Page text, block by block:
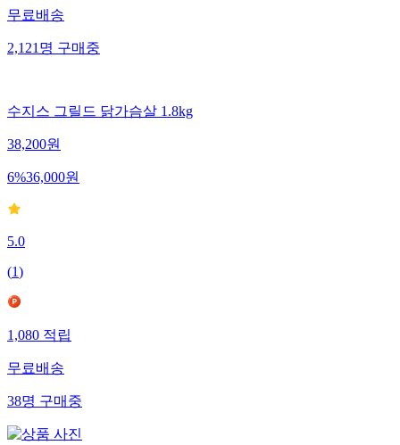
무료배송
2,121명구매중
수지스 그릴드 닭가슴살 1.8kg
38,200원
6%36,000원
5.0
(1)
1,080적립
무료배송
38명구매중